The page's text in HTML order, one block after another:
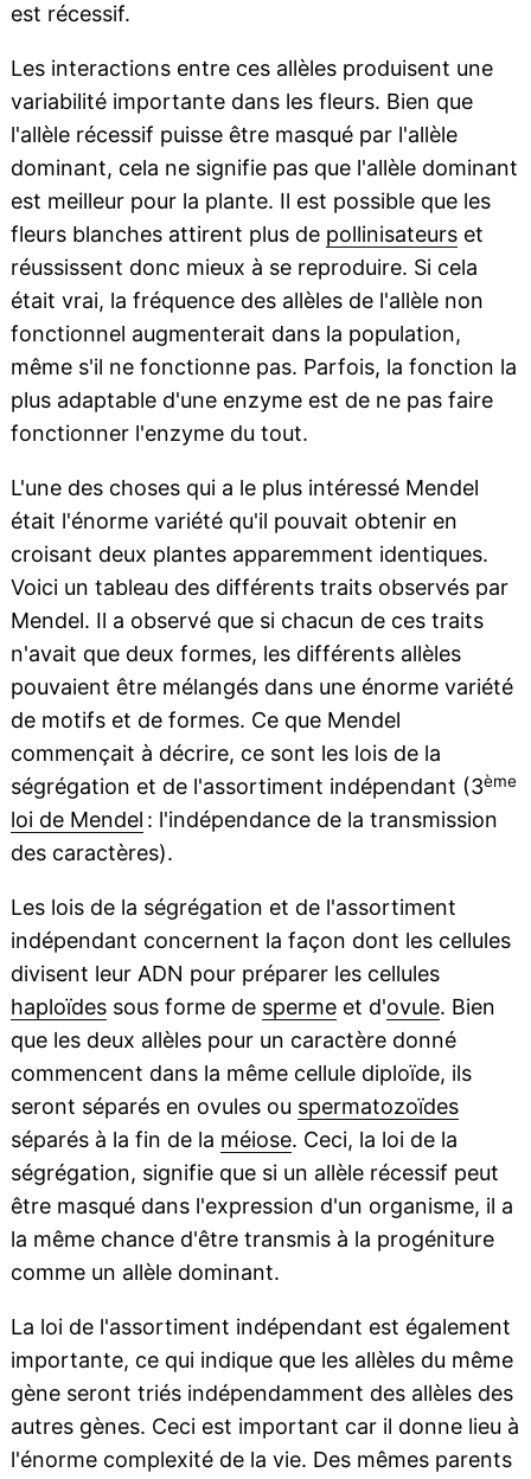
est récessif.
Les interactions entre ces allèles produisent une
variabilité importante dans les fleurs. Bien que
l'allèle récessif puisse être masqué par l'allèle
dominant, cela ne signifie pas que l'allèle dominant
est meilleur pour la plante. Il est possible que les
fleurs blanches attirent plus de pollinisateurset
réussissent donc mieux à se reproduire. Si cela
était vrai, la fréquence des allèles de l'allèle non
fonctionnel augmenterait dans la population,
même s'il ne fonctionne pas. Parfois, la fonction la
plus adaptable d'une enzyme est de ne pas faire
fonctionner l'enzyme du tout.
L'une des choses qui a le plus intéressé Mendel
était l'énorme variété qu'il pouvait obtenir en
croisant deux plantes apparemment identiques.
Voici un tableau des différents traits observés par
Mendel. Il a observé que si chacun de ces traits
n'avait que deux formes, les différents allèles
pouvaient être mélangés dans une énorme variété
de motifs et de formes. Ce que Mendel
commençait à décrire, ce sont les lois de la
ségrégation et de l'assortiment indépendant (3ème
loi de Mendel : l'indépendance de la transmission
des caractères).
Les lois de la ségrégation et de l'assortiment
indépendant concernent la façon dont les cellules
divisent leur ADN pour préparer les cellules
haploïdessous forme de spermeet d'ovule. Bien
que les deux allèles pour un caractère donné
commencent dans la même cellule diploïde, ils
seront séparés en ovules ou spermatozoïdes
séparés à la fin de la méiose. Ceci, la loi de la
ségrégation, signifie que si un allèle récessif peut
être masqué dans l'expression d'un organisme, il a
la même chance d'être transmis à la progéniture
comme un allèle dominant.
La loi de l'assortiment indépendant est également
importante, ce qui indique que les allèles du même
gène seront triés indépendamment des allèles des
autres gènes. Ceci est important car il donne lieu à
l'énorme complexité de la vie. Des mêmes parents